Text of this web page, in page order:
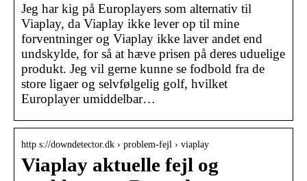
Jeg har kig på Europlayers som alternativ til
Viaplay, da Viaplay ikke lever op til mine
forventninger og Viaplay ikke laver andet end
undskylde, for så at hæve prisen på deres uduelige
produkt. Jeg vil gerne kunne se fodbold fra de
store ligaer og selvfølgelig golf, hvilket
Europlayer umiddelbar…
http s://downdetector.dk › problem-fejl › viaplay
Viaplay aktuelle fejl og